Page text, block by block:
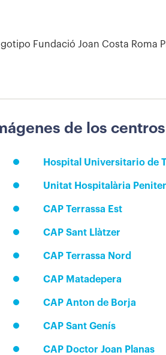
Fundació Joan Costa Roma
de los centros
Hospital Universitario de
Unitat Hospitalària
CAP Terrassa Est
CAP Sant Llàtzer
CAP Terrassa Nord
CAP Matadepera
CAP Anton de Borja
CAP Sant Genís
CAP Doctor Joan Planas